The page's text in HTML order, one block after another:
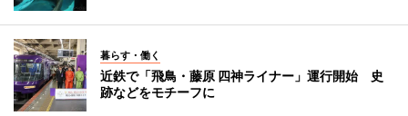
暮らす・働く
近鉄で「飛鳥・藤原 四神ライナー」運行開始 史
跡などをモチーフに